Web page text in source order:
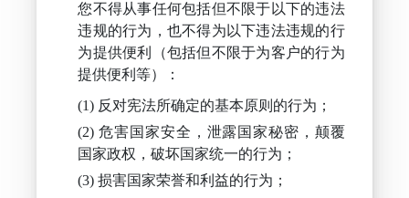
您不得从事任何包括但不限于以下的违法
违规的行为，也不得为以下违法违规的行
为提供便利（包括但不限于为客户的行为
提供便利等）：
反对宪法所确定的基本原则的行为；
危害国家安全，泄露国家秘密，颠覆
国家政权，破坏国家统一的行为；
损害国家荣誉和利益的行为；